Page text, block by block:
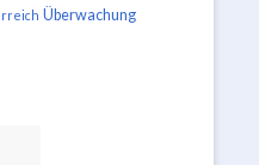
Überwachung